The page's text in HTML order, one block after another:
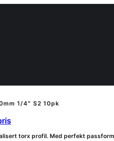
1/4″ S2 10pk
torx profil. Med perfekt